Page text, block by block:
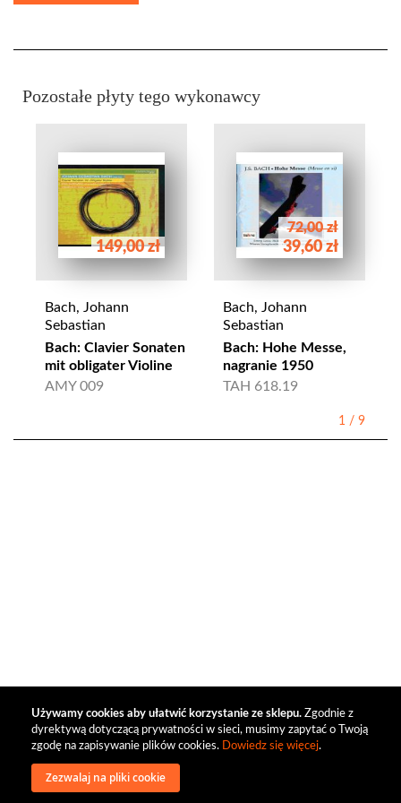
Używamy cookies aby ułatwić korzystanie ze sklepu. Zgodnie z
dyrektywą dotyczącą prywatności w sieci, musimy zapytać o Twoją
zgodę na zapisywanie plików cookies. Dowiedz się więcej.
Zezwalaj na pliki cookie
Pozostałe płyty tego wykonawcy
149,00 zł
Bach, Johann
Sebastian
Bach: Clavier Sonaten
mit obligater Violine
AMY 009
72,00 zł
39,60 zł
Bach, Johann
Sebastian
Bach: Hohe Messe,
nagranie 1950
TAH 618.19
1 / 9